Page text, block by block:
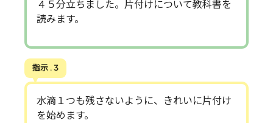
４５分立ちました。片付けについて教科書を
読みます。
指示 . 3
水滴１つも残さないように、きれいに片付け
を始めます。